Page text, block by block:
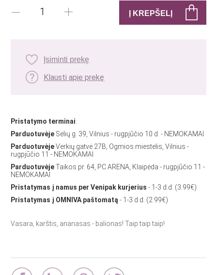
Įsiminti prekę
Klausti apie prekę
Pristatymo terminai:
Parduotuvėje Sėlių g. 39, Vilnius - rugpjūčio 10 d. - NEMOKAMAI
ParduotuvėjeVerkių gatvė 27B, Ogmios miestelis, Vilnius -
rugpjūčio 11 - NEMOKAMAI
ParduotuvėjeTaikos pr. 64, PC ARENA, Klaipėda - rugpjūčio 11 -
NEMOKAMAI
Pristatymas į namus per Venipak kurjerius - 1-3 d.d. (3.99€)
Pristatymas į OMNIVA paštomatą- 1-3 d.d. (2.99€)
Vasara, karštis, ananasas - balionas! Taip taip taip!